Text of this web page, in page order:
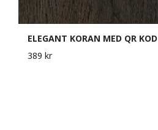
ELEGANT KORAN MED QR KOD
389 kr